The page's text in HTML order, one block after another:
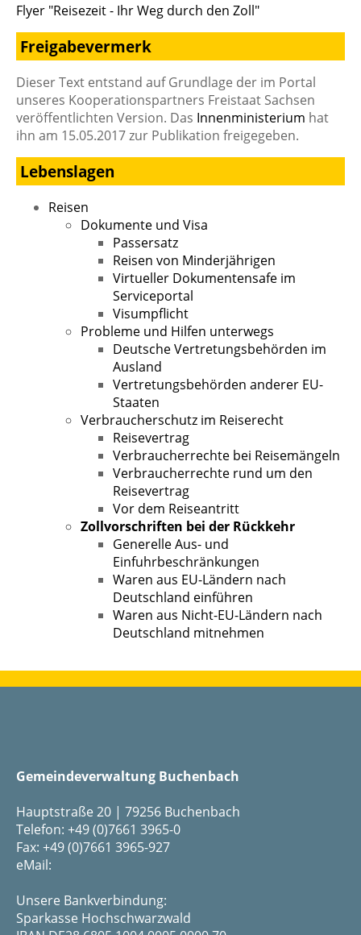
Flyer "Reisezeit - Ihr Weg durch den Zoll"
Freigabevermerk
Dieser Text entstand auf Grundlage der im Portal
unseres Kooperationspartners Freistaat Sachsen
veröffentlichten Version. Das Innenministerium hat
ihn am 15.05.2017 zur Publikation freigegeben.
Lebenslagen
Reisen
Dokumente und Visa
Passersatz
Reisen von Minderjährigen
Virtueller Dokumentensafe im
Serviceportal
Visumpflicht
Probleme und Hilfen unterwegs
Deutsche Vertretungsbehörden im
Ausland
Vertretungsbehörden anderer EU-
Staaten
Verbraucherschutz im Reiserecht
Reisevertrag
Verbraucherrechte bei Reisemängeln
Verbraucherrechte rund um den
Reisevertrag
Vor dem Reiseantritt
Zollvorschriften bei der Rückkehr
Generelle Aus- und
Einfuhrbeschränkungen
Waren aus EU-Ländern nach
Deutschland einführen
Waren aus Nicht-EU-Ländern nach
Deutschland mitnehmen
Gemeindeverwaltung Buchenbach
Hauptstraße 20 | 79256 Buchenbach
Telefon: +49 (0)7661 3965-0
Fax: +49 (0)7661 3965-927
eMail:
Unsere Bankverbindung:
Sparkasse Hochschwarzwald